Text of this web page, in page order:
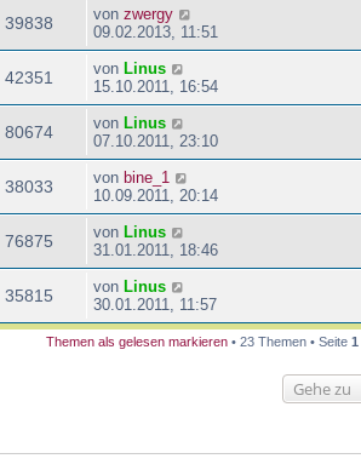
39838 von zwergy
09.02.2013, 11:51
42351 von Linus
15.10.2011, 16:54
80674 von Linus
07.10.2011, 23:10
38033 von bine_1
10.09.2011, 20:14
76875 von Linus
31.01.2011, 18:46
35815 von Linus
30.01.2011, 11:57
Themen als gelesen markieren • 23 Themen • Seite 1
Gehe zu